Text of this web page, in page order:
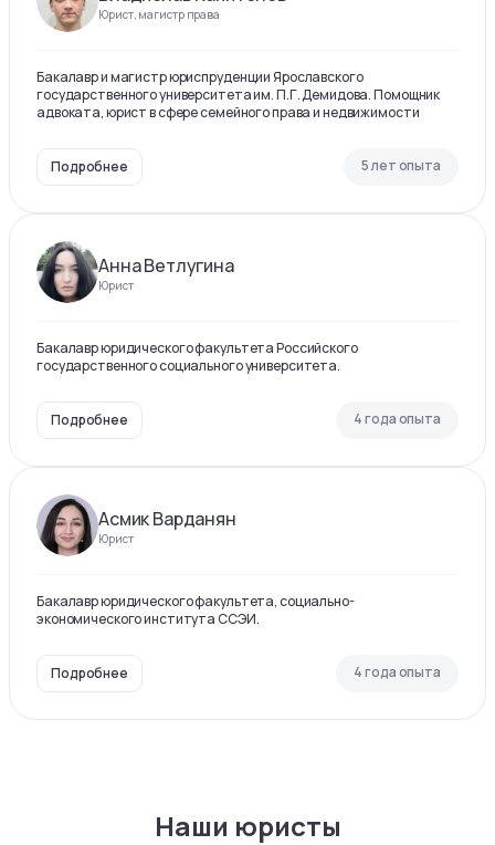
Юрист, магистр права
Бакалавр и магистр юриспруденции Ярославского
государственного университета им. П.Г. Демидова. Помощник
адвоката, юрист в сфере семейного права и недвижимости
Подробнее 5 лет опыта
Анна Ветлугина
Юрист
Бакалавр юридического факультета Российского
государственного социального университета.
Подробнее 4 года опыта
Асмик Варданян
Юрист
Бакалавр юридического факультета, социально-
экономического института ССЭИ.
Подробнее 4 года опыта
Наши юристы